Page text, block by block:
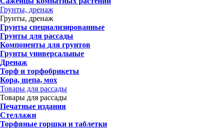
Грунты, дренаж
Грунты, дренаж
Грунты специализированные
Грунты для рассады
Компоненты для грунтов
Грунты универсальные
Дренаж
Торф и торфобрикеты
Кора, щепа, мох
Товары для рассады
Товары для рассады
Печатные издания
Стеллажи
Торфяные горшки и таблетки